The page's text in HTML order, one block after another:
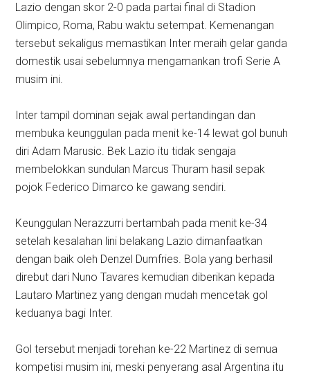
Lazio dengan skor 2-0 pada partai final di Stadion
Olimpico, Roma, Rabu waktu setempat. Kemenangan
tersebut sekaligus memastikan Inter meraih gelar ganda
domestik usai sebelumnya mengamankan trofi Serie A
musim ini.
Inter tampil dominan sejak awal pertandingan dan
membuka keunggulan pada menit ke-14 lewat gol bunuh
diri Adam Marusic. Bek Lazio itu tidak sengaja
membelokkan sundulan Marcus Thuram hasil sepak
pojok Federico Dimarco ke gawang sendiri.
Keunggulan Nerazzurri bertambah pada menit ke-34
setelah kesalahan lini belakang Lazio dimanfaatkan
dengan baik oleh Denzel Dumfries. Bola yang berhasil
direbut dari Nuno Tavares kemudian diberikan kepada
Lautaro Martinez yang dengan mudah mencetak gol
keduanya bagi Inter.
Gol tersebut menjadi torehan ke-22 Martinez di semua
kompetisi musim ini, meski penyerang asal Argentina itu